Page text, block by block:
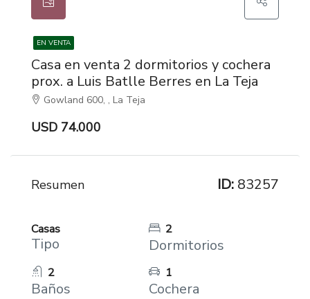
EN VENTA
Casa en venta 2 dormitorios y cochera
prox. a Luis Batlle Berres en La Teja
Gowland 600, , La Teja
USD 74.000
Resumen ID: 83257
Casas
Tipo
2
Dormitorios
2
Baños
1
Cochera